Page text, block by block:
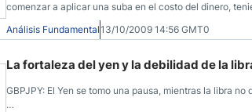
comenzar a aplicar una suba en el costo del dinero,
mejorado. Si bien la suba se realiza desde los niveles
autoridades australianas es lo que permitió realizar el
Análisis Fundamental13/10/2009 14:56 GMT0
La fortaleza del yen y la debilidad de la
GBPJPY: El Yen se tomo una pausa, mientras la libra no